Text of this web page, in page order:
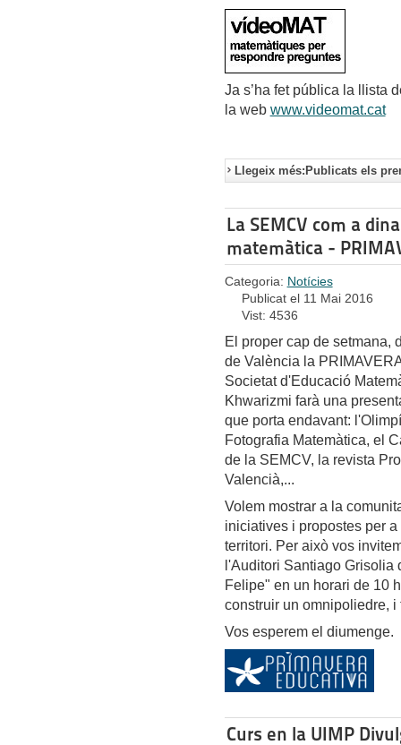
Ja s’ha fet pública la llista
la web www.videomat.cat
Llegeix més:Publicats els
La SEMCV com a
matemàtica -
Categoria: Notícies
Publicat el 11 Mai 2016
Vist: 4536
El proper cap de setmana,
de València la
Societat d'Educació
Khwarizmi farà una
que porta endavant:
Fotografia Matemàtica, el
de la SEMCV, la revista
Valencià,...
Volem mostrar a la
iniciatives i propostes per
territori. Per això vos
l'Auditori Santiago
Felipe" en un horari de 10
construir un omnipoliedre,
Vos esperem el diumenge.
Curs en la UIMP